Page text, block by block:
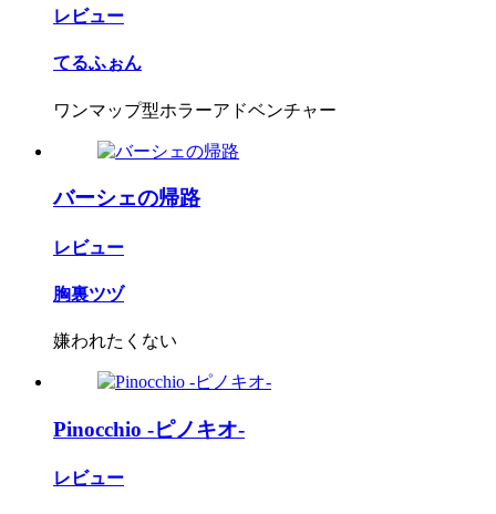
レビュー
てるふぉん
ワンマップ型ホラーアドベンチャー
バーシェの帰路
レビュー
胸裏ツヅ
嫌われたくない
Pinocchio -ピノキオ-
レビュー